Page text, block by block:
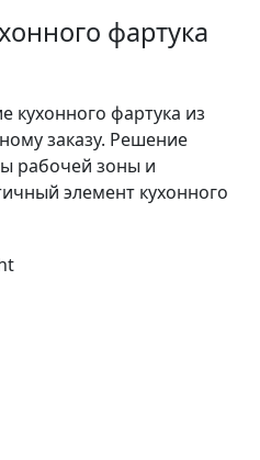
фартука
фартука из
заказу. Решение
рабочей зоны и
элемент кухонного